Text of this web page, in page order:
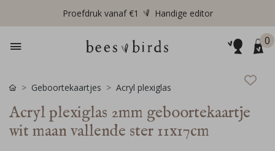
Proefdruk vanaf €1 Handige editor
0
Geboortekaartjes Acryl plexiglas
Acryl plexiglas 2mm geboortekaartje
wit maan vallende ster 11x17cm